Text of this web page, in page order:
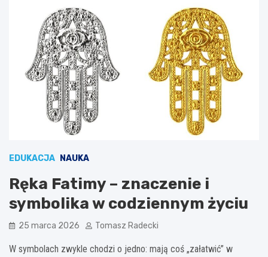
EDUKACJA NAUKA
Ręka Fatimy – znaczenie i
symbolika w codziennym życiu
25 marca 2026 Tomasz Radecki
W symbolach zwykle chodzi o jedno: mają coś „załatwić” w